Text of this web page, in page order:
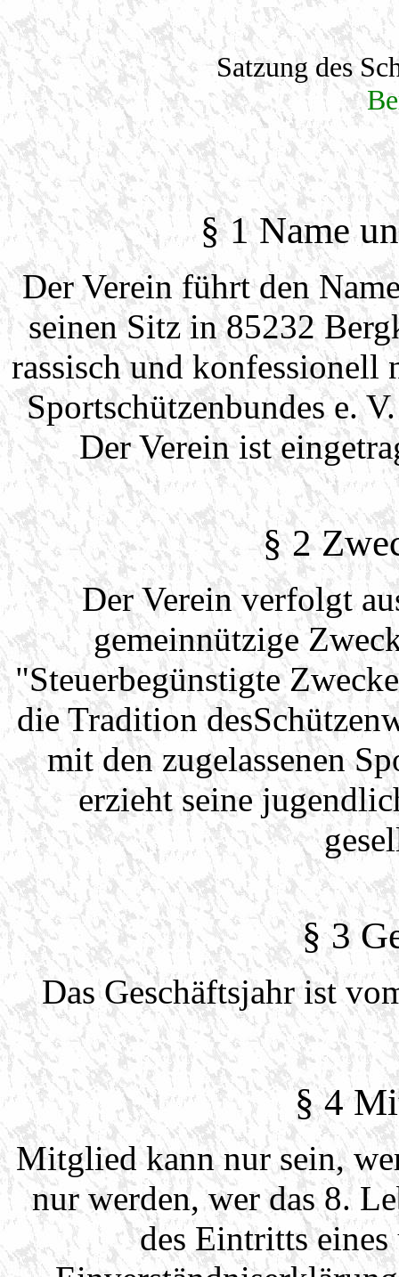
Satzung des
§ 1 Name
Der Verein führt den
seinen Sitz in 85232
rassisch und
Sportschützenbundes e.
Der Verein ist
§ 2
Der Verein verfolgt
gemeinnützige
"Steuerbegünstigte
die Tradition
mit den zugelassenen
erzieht seine
§ 3
Das Geschäftsjahr ist
§ 4
Mitglied kann nur sein,
nur werden, wer das 8.
des Eintritts